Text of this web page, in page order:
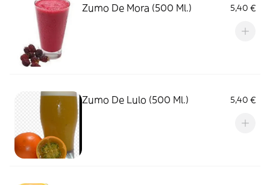
Zumo De Mora (500 Ml.) 5,40 €
Zumo De Lulo (500 Ml.) 5,40 €